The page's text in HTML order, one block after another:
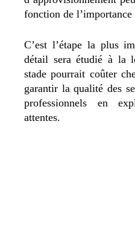
fonction de l’importance
C’est l’étape la plus
détail sera étudié à la
stade pourrait coûter
garantir la qualité des
professionnels en
attentes.